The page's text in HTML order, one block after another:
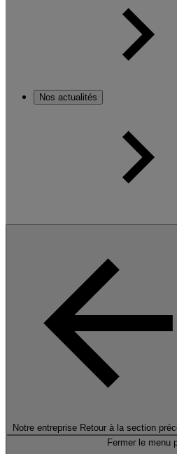
Nos actualités
Notre entreprise Retour à la section
Fermer le menu